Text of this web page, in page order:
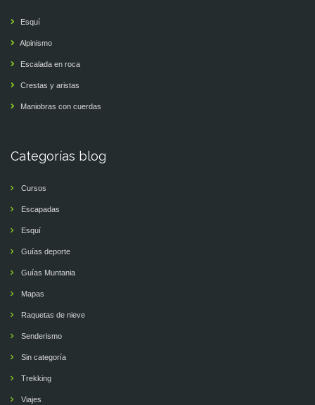
Esquí
Alpinismo
Escalada en roca
Crestas y aristas
Maniobras con cuerdas
Categorías blog
Cursos
Escapadas
Esquí
Guías deporte
Guías Muntania
Mapas
Raquetas de nieve
Senderismo
Sin categoría
Trekking
Viajes